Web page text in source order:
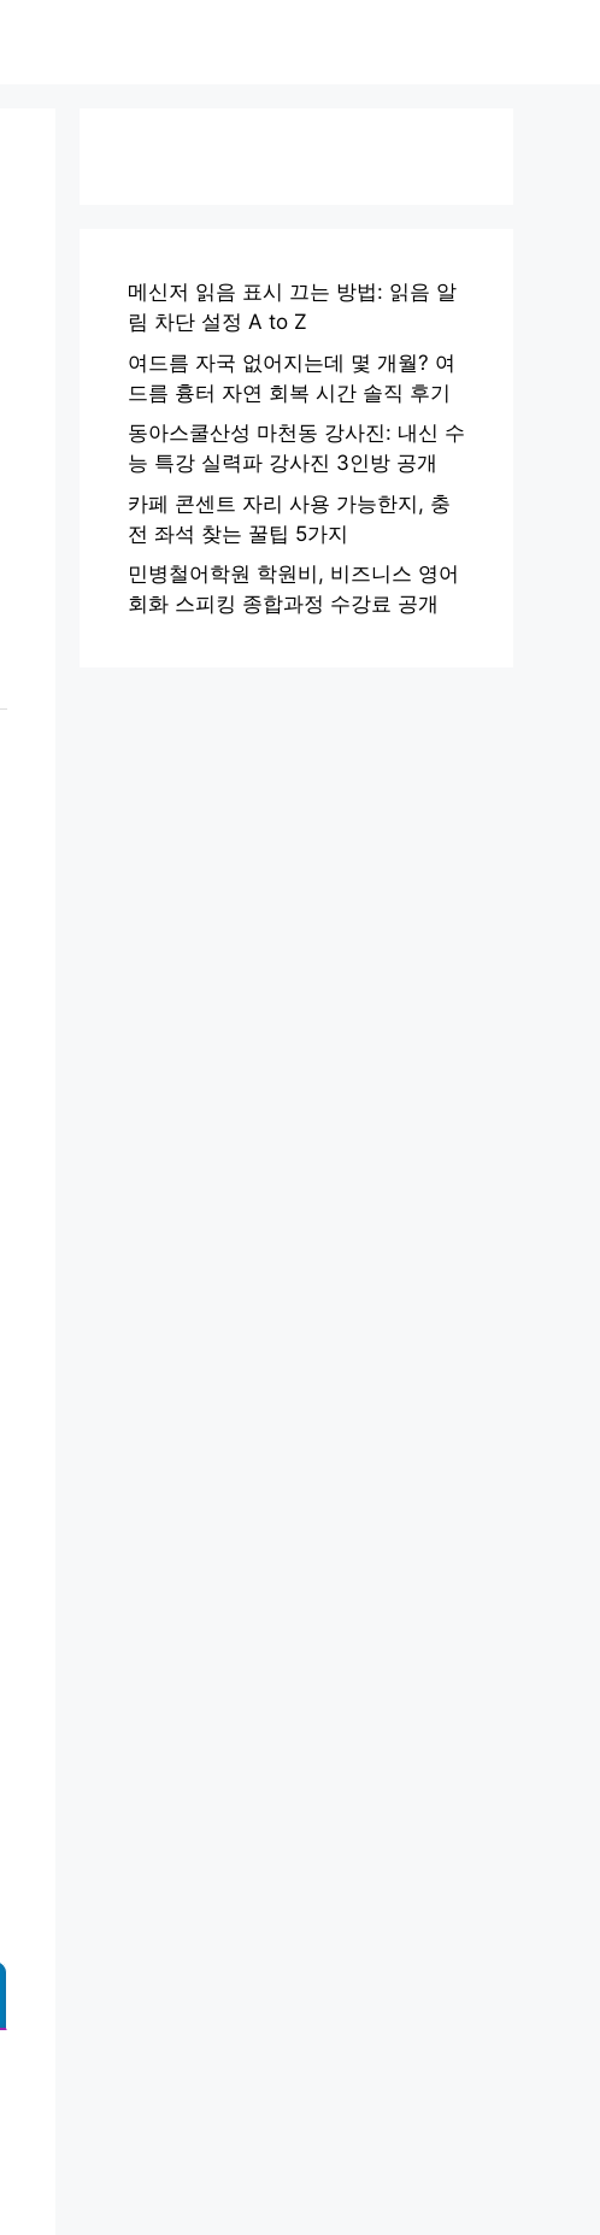
메신저 읽음 표시 끄는 방법: 읽음 알
림 차단 설정 A to Z
여드름 자국 없어지는데 몇 개월? 여
드름 흉터 자연 회복 시간 솔직 후기
동아스쿨산성 마천동 강사진: 내신 수
능 특강 실력파 강사진 3인방 공개
카페 콘센트 자리 사용 가능한지, 충
전 좌석 찾는 꿀팁 5가지
민병철어학원 학원비, 비즈니스 영어
회화 스피킹 종합과정 수강료 공개